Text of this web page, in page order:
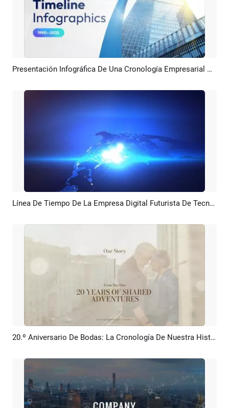
Previsualizar Crear IA Presentación Infográfica De Una Cronología Empresarial Corporativa Sencilla
Previsualizar Crear IA Línea De Tiempo De La Empresa Digital Futurista De Tecnología Azul Presentación De Diapositivas Para Negocios Corporativos Promoción
Previsualizar Crear IA 20.º Aniversario De Bodas: La Cronología De Nuestra Historia De Amor: Collage De Fotos Y Presentación De Diapositivas